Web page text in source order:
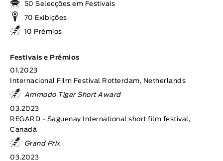
50 Selecções em Festivais
70 Exibições
10 Prémios
Festivais e Prémios
01.2023
Internacional Film Festival Rotterdam, Netherlands
Ammodo Tiger Short Award
03.2023
REGARD - Saguenay International short film festival,
Canadá
Grand Prix
03.2023